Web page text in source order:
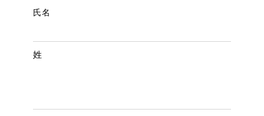
氏名
姓